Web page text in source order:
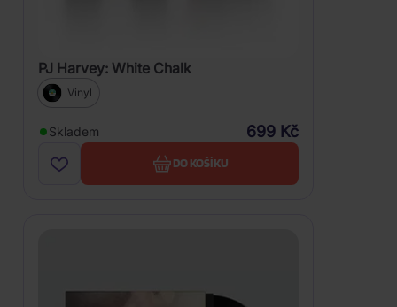
PJ Harvey: White Chalk
Vinyl
Skladem 699 Kč
DO KOŠÍKU